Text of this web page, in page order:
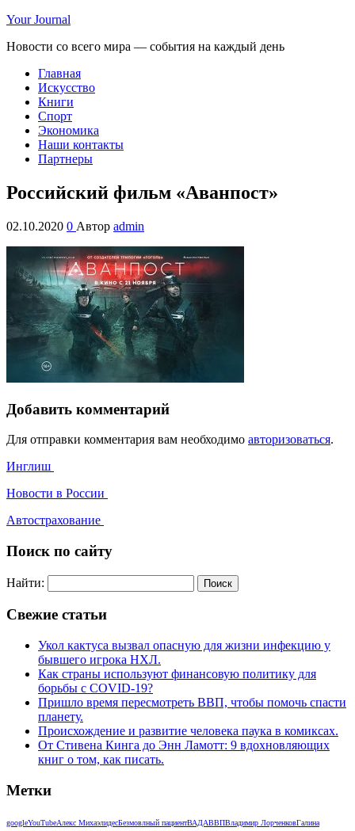
Your Journal
Новости со всего мира — события на каждый день
Главная
Искусство
Книги
Спорт
Экономика
Наши контакты
Партнеры
Российский фильм «Аванпост»
02.10.2020 0 Автор admin
Добавить комментарий
Для отправки комментария вам необходимо авторизоваться.
Инглиш
Новости в России
Автострахование
Поиск по сайту
Найти:
Свежие статьи
Укол кактуса вызвал опасную для жизни инфекцию у
бывшего игрока НХЛ.
Как страны используют финансовую политику для
борьбы с COVID-19?
Пришло время пересмотреть ВВП, чтобы помочь спасти
планету.
Происхождение и развитие человека паука в комиксах.
От Стивена Кинга до Энн Ламотт: 9 вдохновляющих
книг о том, как писать.
Метки
googleYouTubeАлекс МихаэлидесБезмовлный пациентВАДАВВПВладимир ЛорченковГалина